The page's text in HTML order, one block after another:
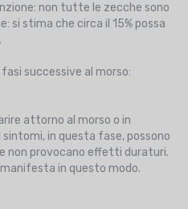
non tutte le zecche sono
si stima che circa il 15% possa
successive al morso:
attorno al morso o in
in questa fase, possono
non provocano effetti duraturi.
in questo modo.